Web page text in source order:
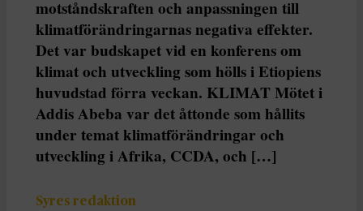
motståndskraften och anpassningen till
klimatförändringarnas negativa effekter.
Det var budskapet vid en konferens om
klimat och utveckling som hölls i Etiopiens
huvudstad förra veckan. KLIMAT Mötet i
Addis Abeba var det åttonde som hållits
under temat klimatförändringar och
utveckling i Afrika, CCDA, och […]
Syres redaktion